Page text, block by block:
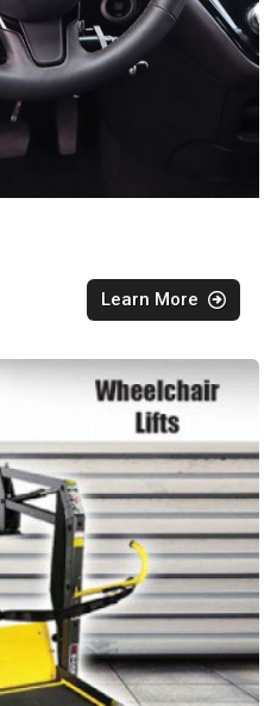
Learn More